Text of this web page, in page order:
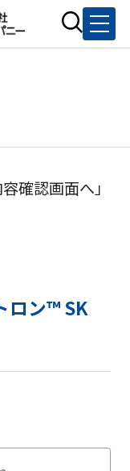
確認画面へ」
ロン™ SK